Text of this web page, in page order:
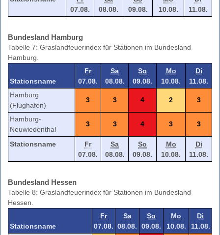
07.08.
08.08.
09.08.
10.08.
11.08.
Bundesland Hamburg
Tabelle 7: Graslandfeuerindex für Stationen im Bundesland
Hamburg.
Stationsname
Fr
07.08.
Sa
08.08.
So
09.08.
Mo
10.08.
Di
11.08.
Hamburg
(Flughafen)
3 3 4 2 3
Hamburg-
Neuwiedenthal
3 3 4 3 3
Stationsname
Fr
07.08.
Sa
08.08.
So
09.08.
Mo
10.08.
Di
11.08.
Bundesland Hessen
Tabelle 8: Graslandfeuerindex für Stationen im Bundesland
Hessen.
Stationsname
Fr
07.08.
Sa
08.08.
So
09.08.
Mo
10.08.
Di
11.08.